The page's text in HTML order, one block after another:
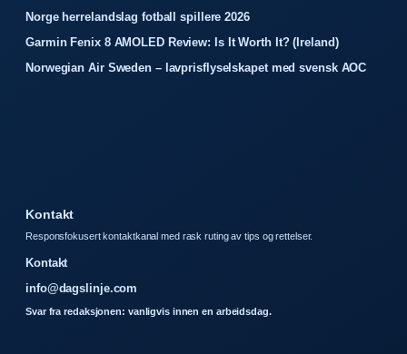
Norge herrelandslag fotball spillere 2026
Garmin Fenix 8 AMOLED Review: Is It Worth It? (Ireland)
Norwegian Air Sweden – lavprisflyselskapet med svensk AOC
Kontakt
Responsfokusert kontaktkanal med rask ruting av tips og rettelser.
Kontakt
info@dagslinje.com
Svar fra redaksjonen: vanligvis innen en arbeidsdag.